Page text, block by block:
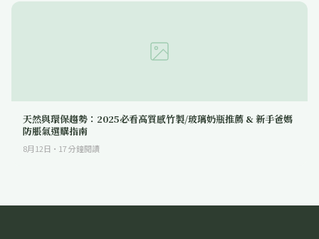
天然與環保趨勢：2025必看高質感竹製/玻璃奶瓶推薦 & 新手爸媽
防脹氣選購指南
8月12日 · 17分鐘閱讀